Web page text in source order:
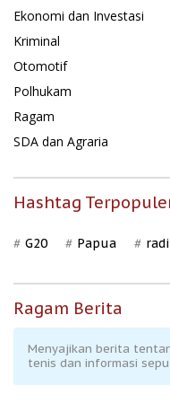
Ekonomi dan Investasi
Kriminal
Otomotif
Polhukam
Ragam
SDA dan Agraria
Hashtag
G20 Papua
Ragam Berita
Menyajikan berita
tenis dan informasi